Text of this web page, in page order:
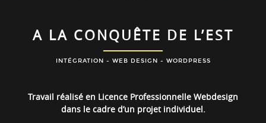
A LA CONQUÊTE DE L’EST
INTÉGRATION - WEB DESIGN - WORDPRESS
Travail réalisé en Licence Professionnelle Webdesign
dans le cadre d’un projet individuel.